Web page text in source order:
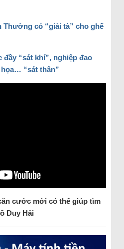
Thưởng có “giải tà” cho ghế
“sát khí”, nghiệp đao
“sát thân”
cước mới có thể giúp tìm
Duy Hải